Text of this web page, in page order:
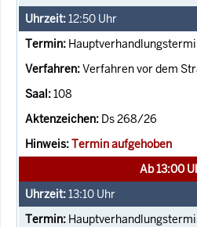
12:50 Uhr
Verfahren vor dem
108
Ds 268/26
Termin aufgehoben
Ab 13:00
13:10 Uhr